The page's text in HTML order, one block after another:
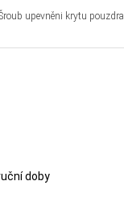
upevněni krytu pouzdra
doby